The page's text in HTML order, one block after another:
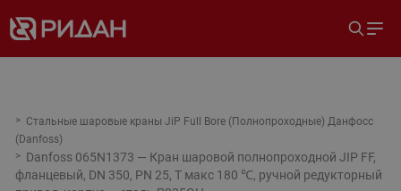
Стальные шаровые краны JiP Full Bore (Полнопроходные) Данфосс
(Danfoss)
Danfoss 065N1373 — Кран шаровой полнопроходной JIP FF,
фланцевый, DN 350, PN 25, T макс 180 ℃, ручной редукторный